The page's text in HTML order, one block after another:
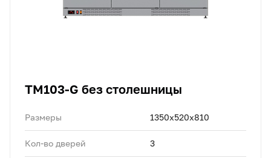
TM103-G без столешницы
Размеры 1350х520х810
Кол-во дверей 3